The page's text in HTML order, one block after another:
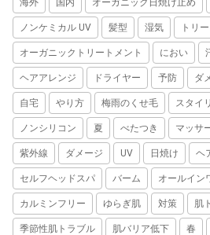
ノンケミカル UV 髪型 湿気 トリ
オーガニックトリートメント におい
ヘアアレンジ ドライヤー 予防 ダ
自宅 やり方 梅雨のくせ毛 スタイ
ノンシリコン 夏 べたつき マッサ
紫外線 ダメージ UV 日焼け ヘ
セルフヘッドスパ バーム オールイン
カルミンフリー ゆらぎ肌 対策 肌
季節性肌トラブル 肌バリア低下 春